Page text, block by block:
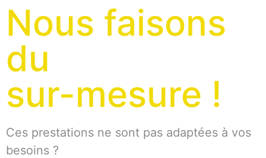
Nous faisons
du
sur-mesure !
Ces prestations ne sont pas adaptées à vos
besoins ?